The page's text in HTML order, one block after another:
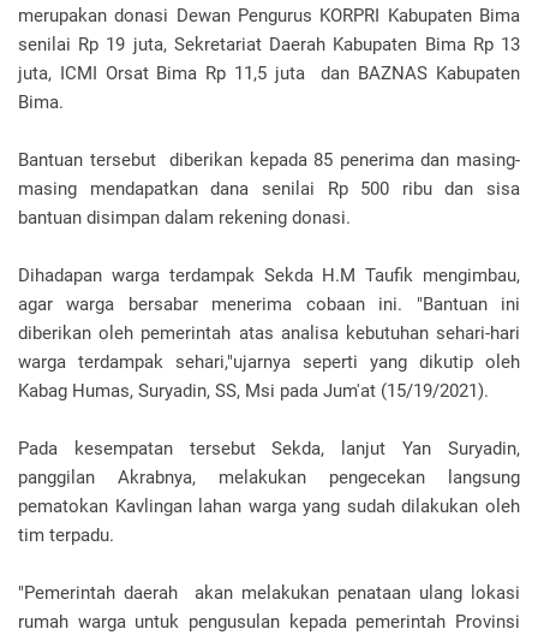
merupakan donasi Dewan Pengurus KORPRI Kabupaten Bima
senilai Rp 19 juta, Sekretariat Daerah Kabupaten Bima Rp 13
juta, ICMI Orsat Bima Rp 11,5 juta dan BAZNAS Kabupaten
Bima.
Bantuan tersebut diberikan kepada 85 penerima dan masing-
masing mendapatkan dana senilai Rp 500 ribu dan sisa
bantuan disimpan dalam rekening donasi.
Dihadapan warga terdampak Sekda H.M Taufik mengimbau,
agar warga bersabar menerima cobaan ini. "Bantuan ini
diberikan oleh pemerintah atas analisa kebutuhan sehari-hari
warga terdampak sehari,"ujarnya seperti yang dikutip oleh
Kabag Humas, Suryadin, SS, Msi pada Jum'at (15/19/2021).
Pada kesempatan tersebut Sekda, lanjut Yan Suryadin,
panggilan Akrabnya, melakukan pengecekan langsung
pematokan Kavlingan lahan warga yang sudah dilakukan oleh
tim terpadu.
"Pemerintah daerah akan melakukan penataan ulang lokasi
rumah warga untuk pengusulan kepada pemerintah Provinsi